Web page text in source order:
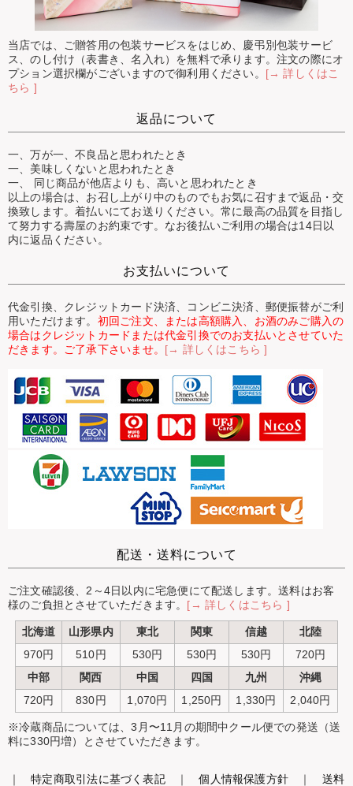
当店では、ご贈答用の包装サービスをはじめ、慶弔別包装サービ
ス、のし付け（表書き、名入れ）を無料で承ります。注文の際にオ
プション選択欄がございますので御利用ください。 [→ 詳しくはこ
ちら ]
返品について
一、万が一、不良品と思われたとき
一、美味しくないと思われたとき
一、 同じ商品が他店よりも、高いと思われたとき
以上の場合は、お召し上がり中のものでもお気に召すまで返品・交
換致します。着払いにてお送りください。常に最高の品質を目指し
て努力する壽屋のお約束です。なお後払いご利用の場合は14日以
内に返品ください。
お支払いについて
代金引換、クレジットカード決済、コンビニ決済、郵便振替がご利
用いただけます。 初回ご注文、または高額購入、お酒のみご購入の
場合はクレジットカードまたは代金引換でのお支払いとさせていた
だきます。ご了承下さいませ。 [→ 詳しくはこちら ]
配送・送料について
ご注文確認後、2～4日以内に宅急便にて配送します。送料はお客
様のご負担とさせていただきます。 [→ 詳しくはこちら ]
北海道 山形県内 東北 関東 信越
北陸
970円
510円 530円 530円 530円
720円
中部
関西 中国 四国 九州
沖縄
720円
830円 1,070円 1,250円 1,330円 2,040円
※冷蔵商品については、3月〜11月の期間中クール便での発送（送
料に330円増）とさせていただきます。
｜特定商取引法に基づく表記｜個人情報保護方針 ｜ 送料